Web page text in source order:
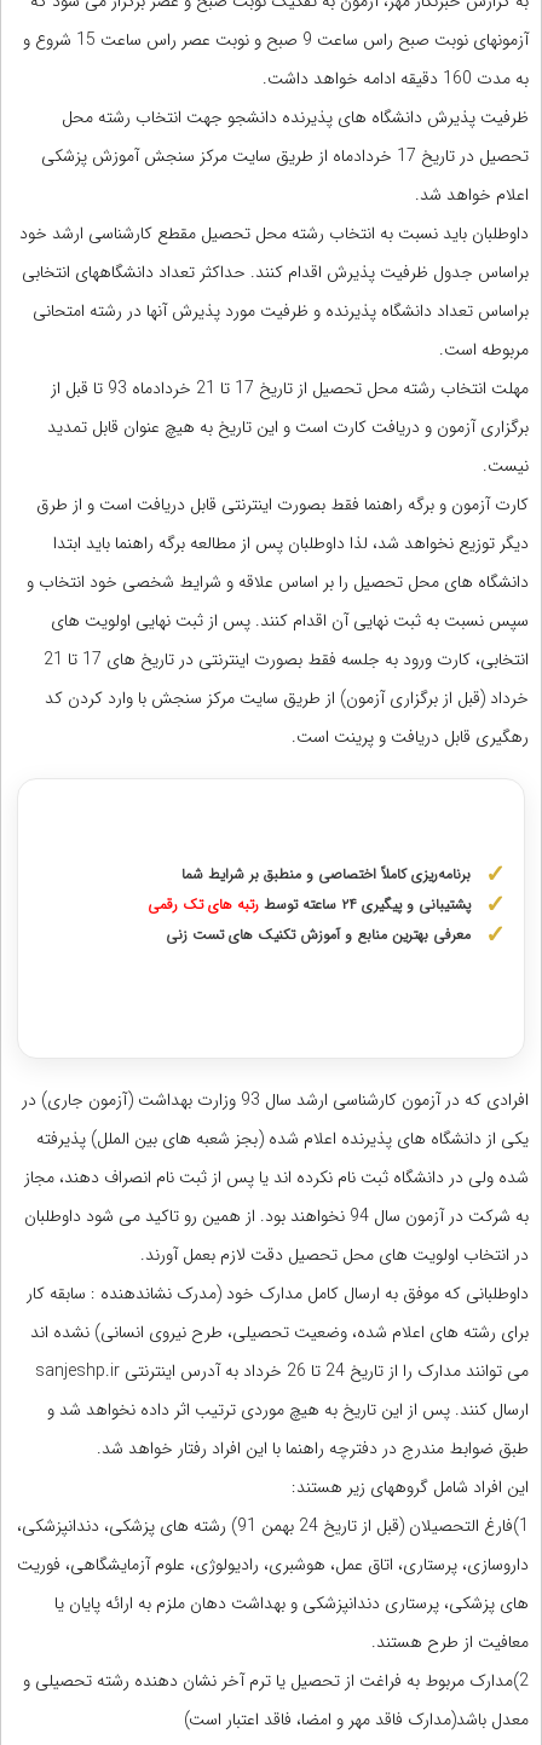
آزمونهای نوبت صبح راس ساعت 9 صبح و نوبت عصر راس ساعت 15 شروع و
به مدت 160 دقیقه ادامه خواهد داشت.
ظرفیت پذیرش دانشگاه های پذیرنده دانشجو جهت انتخاب رشته محل
تحصیل در تاریخ 17 خردادماه از طریق سایت مرکز سنجش آموزش پزشکی
اعلام خواهد شد.
داوطلبان باید نسبت به انتخاب رشته محل تحصیل مقطع کارشناسی ارشد خود
براساس جدول ظرفیت پذیرش اقدام کنند. حداکثر تعداد دانشگاههای انتخابی
براساس تعداد دانشگاه پذیرنده و ظرفیت مورد پذیرش آنها در رشته امتحانی
مربوطه است.
مهلت انتخاب رشته محل تحصیل از تاریخ 17 تا 21 خردادماه 93 تا قبل از
برگزاری آزمون و دریافت کارت است و این تاریخ به هیچ عنوان قابل تمدید
نیست.
کارت آزمون و برگه راهنما فقط بصورت اینترنتی قابل دریافت است و از طرق
دیگر توزیع نخواهد شد، لذا داوطلبان پس از مطالعه برگه راهنما باید ابتدا
دانشگاه های محل تحصیل را بر اساس علاقه و شرایط شخصی خود انتخاب و
سپس نسبت به ثبت نهایی آن اقدام کنند. پس از ثبت نهایی اولویت های
انتخابی، کارت ورود به جلسه فقط بصورت اینترنتی در تاریخ های 17 تا 21
خرداد (قبل از برگزاری آزمون) از طریق سایت مرکز سنجش با وارد کردن کد
رهگیری قابل دریافت و پرینت است.
برنامه‌ریزی کاملاً اختصاصی و منطبق بر شرایط شما
پشتیبانی و پیگیری ۲۴ ساعته توسط
رتبه‌ های تک رقمی
معرفی بهترین منابع و آموزش تکنیک های تست زنی
افرادی که در آزمون کارشناسی ارشد سال 93 وزارت بهداشت (آزمون جاری) در
یکی از دانشگاه های پذیرنده اعلام شده (بجز شعبه های بین الملل) پذیرفته
شده ولی در دانشگاه ثبت نام نکرده اند یا پس از ثبت نام انصراف دهند، مجاز
به شرکت در آزمون سال 94 نخواهند بود. از همین رو تاکید می شود داوطلبان
در انتخاب اولویت های محل تحصیل دقت لازم بعمل آورند.
داوطلبانی که موفق به ارسال کامل مدارک خود (مدرک نشاندهنده : سابقه کار
برای رشته های اعلام شده، وضعیت تحصیلی، طرح نیروی انسانی) نشده اند
می توانند مدارک را از تاریخ 24 تا 26 خرداد به آدرس اینترنتی sanjeshp.ir
ارسال کنند. پس از این تاریخ به هیچ موردی ترتیب اثر داده نخواهد شد و
طبق ضوابط مندرج در دفترچه راهنما با این افراد رفتار خواهد شد.
این افراد شامل گروههای زیر هستند:
1)فارغ التحصیلان (قبل از تاریخ 24 بهمن 91) رشته های پزشکی، دندانپزشکی،
داروسازی، پرستاری، اتاق عمل، هوشبری، رادیولوژی، علوم آزمایشگاهی، فوریت
های پزشکی، پرستاری دندانپزشکی و بهداشت دهان ملزم به ارائه پایان یا
معافیت از طرح هستند.
2)مدارک مربوط به فراغت از تحصیل یا ترم آخر نشان دهنده رشته تحصیلی و
معدل باشد(مدارک فاقد مهر و امضا، فاقد اعتبار است)